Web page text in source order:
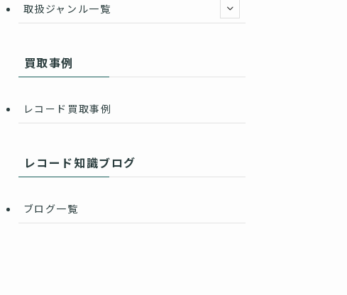
取扱ジャンル一覧
買取事例
レコード買取事例
レコード知識ブログ
ブログ一覧